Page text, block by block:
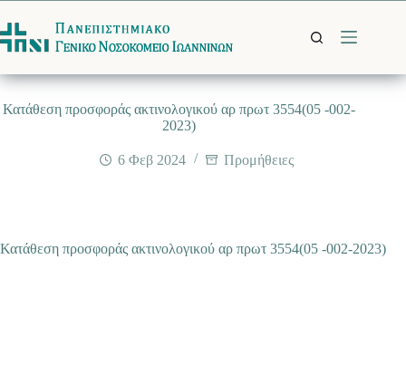
στο
περιεχόμενο
Κατάθεση προσφοράς ακτινολογικού αρ πρωτ 3554(05 -002-
2023)
6 Φεβ 2024 Προμήθειες
Κατάθεση προσφοράς ακτινολογικού αρ πρωτ 3554(05 -002-2023)